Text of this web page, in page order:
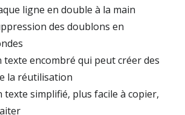
ligne en double à la main
des doublons en
texte encombré qui peut créer des
la réutilisation
texte simplifié, plus facile à copier,